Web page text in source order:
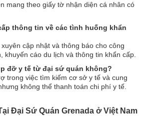
mang theo giấy tờ nhận diện cá nhân có
thông tin về các tình huống khẩn
cập nhật và thông báo cho công
khuyến cáo du lịch và thông tin khẩn cấp.
đỡ y tế từ đại sứ quán không?
trong việc tìm kiếm cơ sở y tế và cung
không thể thanh toán chi phí y tế.
Đại Sứ Quán Grenada ở Việt Nam